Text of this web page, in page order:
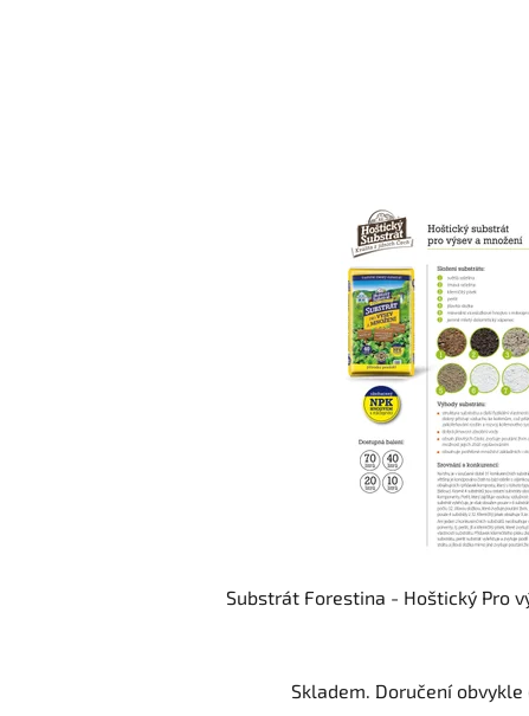
Substrát Forestina - Hoštický Pro
Skladem. Doručení obvykle